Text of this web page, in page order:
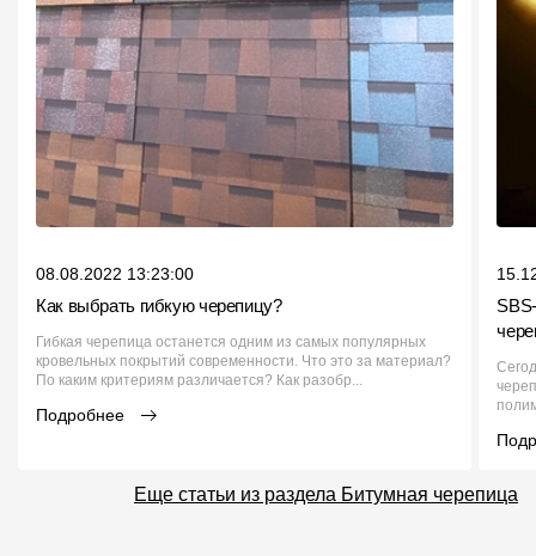
08.08.2022 13:23:00
Как выбрать гибкую черепицу?
Гибкая черепица останется одним из самых популярных
кровельных покрытий современности. Что это за материал?
По каким критериям различается? Как разобр...
Подробнее
Еще статьи из раздела Битумная черепица